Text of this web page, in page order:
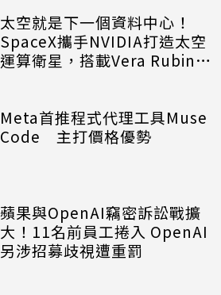
太空就是下一個資料中心！
SpaceX攜手NVIDIA打造太空
運算衛星，搭載Vera Rubin運
Meta首推程式代理工具Muse
Code 主打價格優勢
蘋果與OpenAI竊密訴訟戰擴
大！11名前員工捲入 OpenAI
另涉招募歧視遭重罰